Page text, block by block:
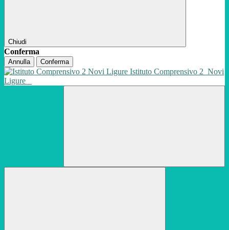
Chiudi
Conferma
Annulla Conferma
Istituto Comprensivo 2 Novi
Ligure